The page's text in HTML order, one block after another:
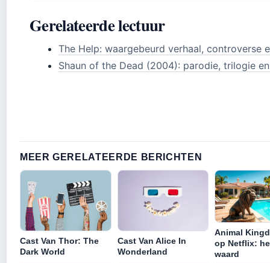
Gerelateerde lectuur
The Help: waargebeurd verhaal, controverse
Shaun of the Dead (2004): parodie, trilogie
MEER GERELATEERDE BERICHTEN
Cast Van Thor: The
Dark World
Cast Van Alice In
Wonderland
Animal
op Netflix:
waard